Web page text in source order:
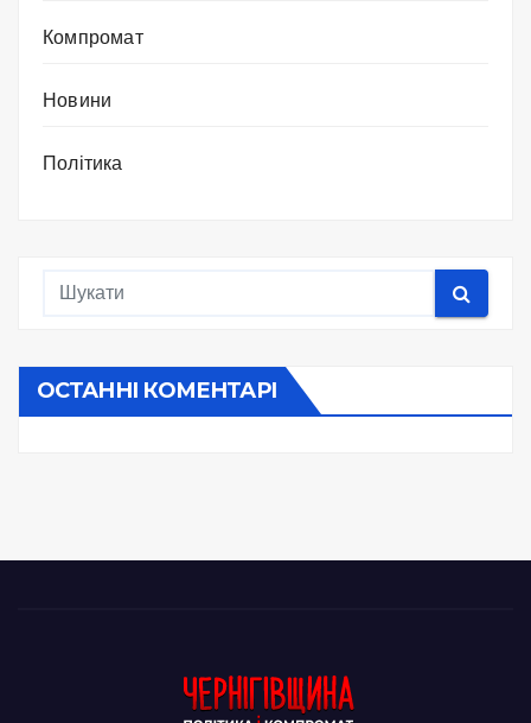
Компромат
Новини
Політика
ОСТАННІ КОМЕНТАРІ